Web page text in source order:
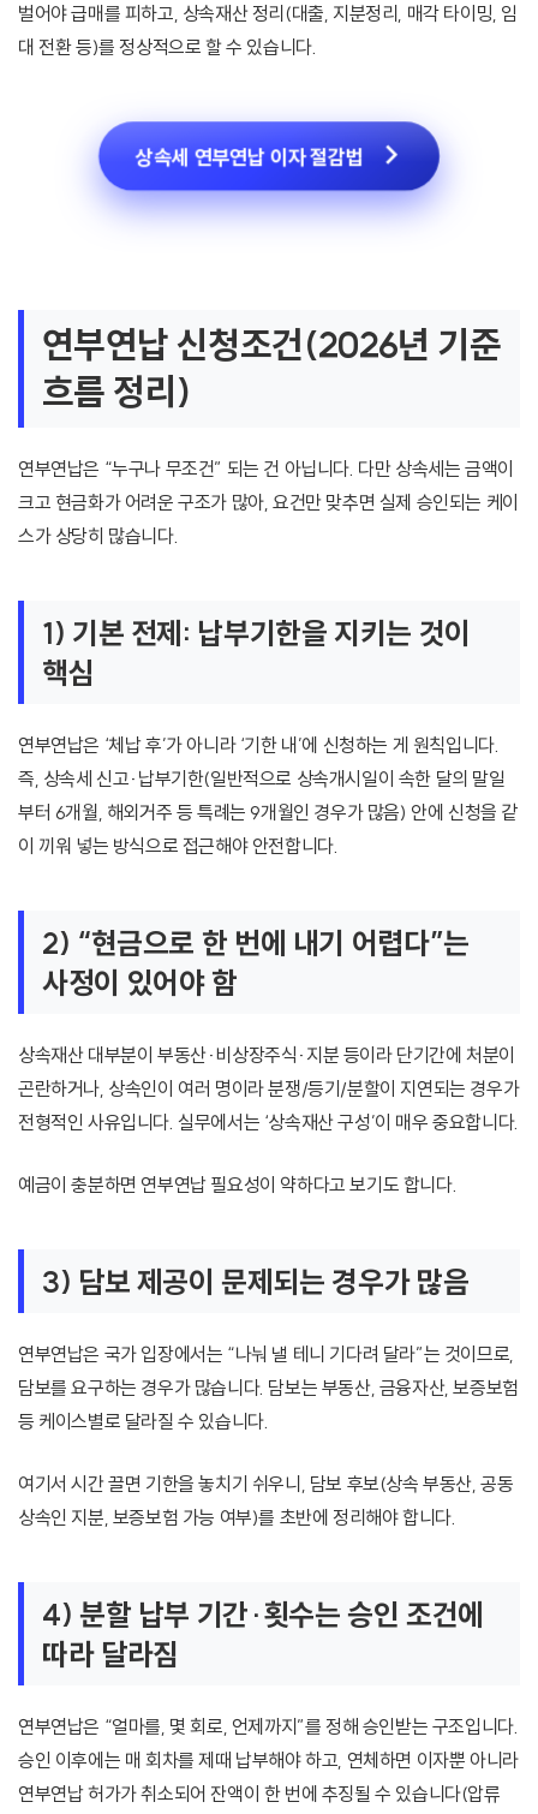
벌어야 급매를 피하고, 상속재산 정리(대출, 지분정리, 매각 타이밍, 임
대 전환 등)를 정상적으로 할 수 있습니다.
상속세 연부연납 이자 절감법
연부연납 신청조건(2026년 기준
흐름 정리)
연부연납은 “누구나 무조건” 되는 건 아닙니다. 다만 상속세는 금액이
크고 현금화가 어려운 구조가 많아, 요건만 맞추면 실제 승인되는 케이
스가 상당히 많습니다.
1) 기본 전제: 납부기한을 지키는 것이
핵심
연부연납은 ‘체납 후’가 아니라 ‘기한 내’에 신청하는 게 원칙입니다.
즉, 상속세 신고·납부기한(일반적으로 상속개시일이 속한 달의 말일
부터 6개월, 해외거주 등 특례는 9개월인 경우가 많음) 안에 신청을 같
이 끼워 넣는 방식으로 접근해야 안전합니다.
2) “현금으로 한 번에 내기 어렵다”는
사정이 있어야 함
상속재산 대부분이 부동산·비상장주식·지분 등이라 단기간에 처분이
곤란하거나, 상속인이 여러 명이라 분쟁/등기/분할이 지연되는 경우가
전형적인 사유입니다. 실무에서는 ‘상속재산 구성’이 매우 중요합니다.
예금이 충분하면 연부연납 필요성이 약하다고 보기도 합니다.
3) 담보 제공이 문제되는 경우가 많음
연부연납은 국가 입장에서는 “나눠 낼 테니 기다려 달라”는 것이므로,
담보를 요구하는 경우가 많습니다. 담보는 부동산, 금융자산, 보증보험
등 케이스별로 달라질 수 있습니다.
여기서 시간 끌면 기한을 놓치기 쉬우니, 담보 후보(상속 부동산, 공동
상속인 지분, 보증보험 가능 여부)를 초반에 정리해야 합니다.
4) 분할 납부 기간·횟수는 승인 조건에
따라 달라짐
연부연납은 “얼마를, 몇 회로, 언제까지”를 정해 승인받는 구조입니다.
승인 이후에는 매 회차를 제때 납부해야 하고, 연체하면 이자뿐 아니라
연부연납 허가가 취소되어 잔액이 한 번에 추징될 수 있습니다(압류